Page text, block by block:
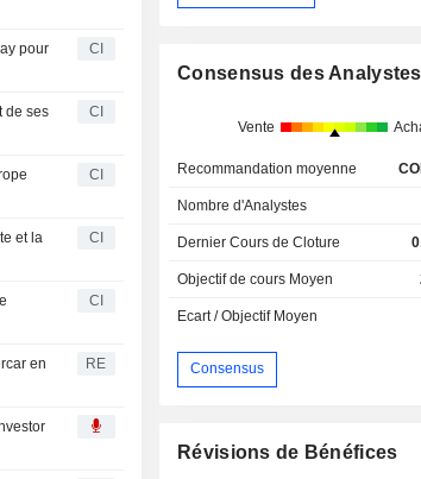
pour
CI
de ses
CI
CI
et la
CI
CI
en
RE
Consensus des Analystes
Vente
Recommandation moyenne
Nombre d'Analystes
Dernier Cours de Cloture
Objectif de cours Moyen
Ecart / Objectif Moyen
Consensus
Révisions de Bénéfices